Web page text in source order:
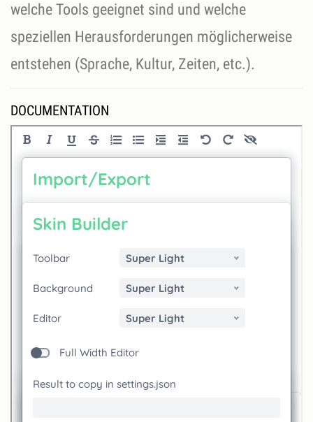
welche Tools geeignet sind und welche
speziellen Herausforderungen möglicherweise
entstehen (Sprache, Kultur, Zeiten, etc.).
DOCUMENTATION